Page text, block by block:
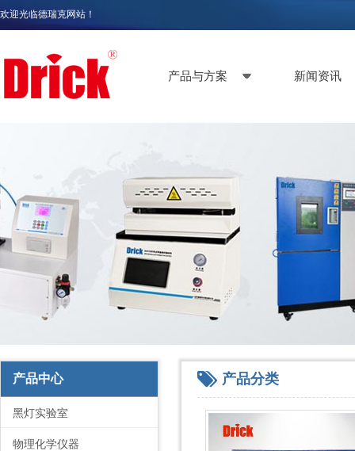
欢迎光临德瑞克网站！
产品与方案 新闻资讯
产品中心
黑灯实验室
物理化学仪器
产品分类